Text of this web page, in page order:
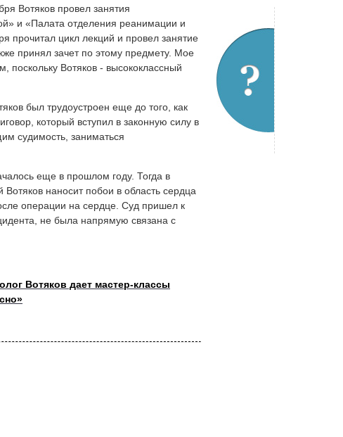
Вотяков провел занятия
и «Палата отделения реанимации и
прочитал цикл лекций и провел занятие
принял зачет по этому предмету. Мое
поскольку Вотяков - высококлассный
был трудоустроен еще до того, как
который вступил в законную силу в
судимость, заниматься
еще в прошлом году. Тогда в
наносит побои в область сердца
операции на сердце. Суд пришел к
не была напрямую связана с
Вотяков дает мастер-классы